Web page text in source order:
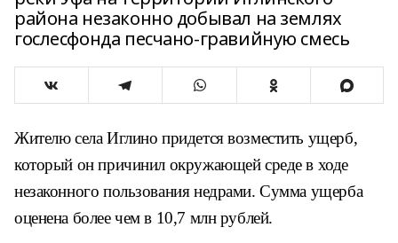
района незаконно добывал на землях
гослесфонда песчано-гравийную смесь
Жителю села Иглино придется возместить ущерб,
который он причинил окружающей среде в ходе
незаконного пользования недрами. Сумма ущерба
оценена более чем в 10,7 млн рублей.